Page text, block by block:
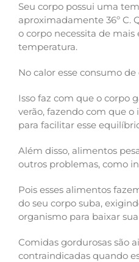
Seu corpo possui uma
aproximadamente 36º C.
o corpo necessita de
temperatura.
No calor esse consumo
Isso faz com que o corpo
verão, fazendo com que o
para facilitar esse
Além disso, alimentos
outros problemas, como
Pois esses alimentos
do seu corpo suba,
organismo para baixar
Comidas gordurosas são
contraindicadas quando